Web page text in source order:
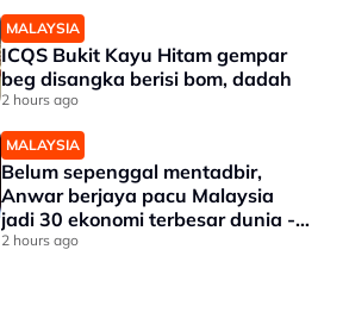
MALAYSIA
ICQS Bukit Kayu Hitam gempar
beg disangka berisi bom, dadah
2 hours ago
MALAYSIA
Belum sepenggal mentadbir,
Anwar berjaya pacu Malaysia
jadi 30 ekonomi terbesar dunia -
Penganalisis
2 hours ago